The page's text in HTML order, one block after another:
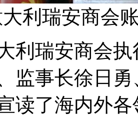
利瑞安商会
利瑞安商会
监事长徐日
读了海内外